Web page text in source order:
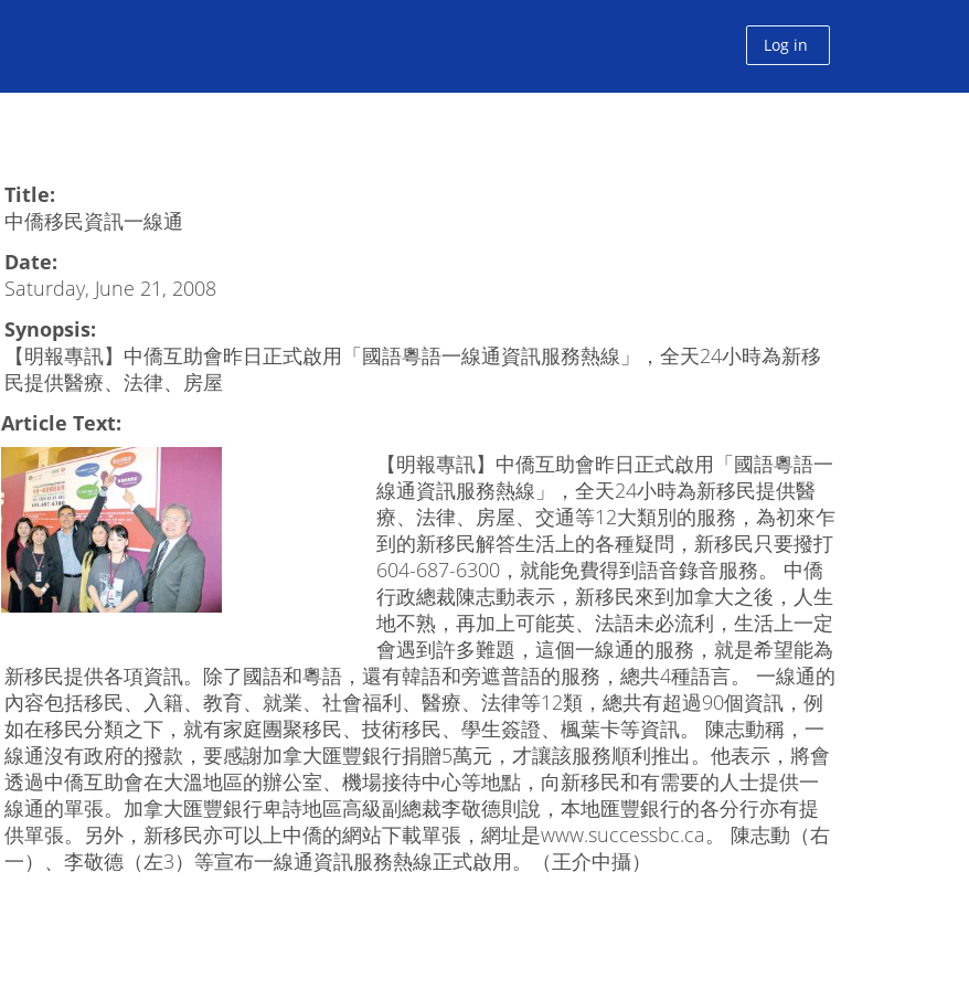
Log in
Title:
中僑移民資訊一線通
Date:
Saturday, June 21, 2008
Synopsis:
【明報專訊】中僑互助會昨日正式啟用「國語粵語一線通資訊服務熱線」，全天24小時為新移
民提供醫療、法律、房屋
Article Text:
【明報專訊】中僑互助會昨日正式啟用「國語粵語一
線通資訊服務熱線」，全天24小時為新移民提供醫
療、法律、房屋、交通等12大類別的服務，為初來乍
到的新移民解答生活上的各種疑問，新移民只要撥打
604-687-6300，就能免費得到語音錄音服務。 中僑
行政總裁陳志動表示，新移民來到加拿大之後，人生
地不熟，再加上可能英、法語未必流利，生活上一定
會遇到許多難題，這個一線通的服務，就是希望能為
新移民提供各項資訊。除了國語和粵語，還有韓語和旁遮普語的服務，總共4種語言。 一線通的
內容包括移民、入籍、教育、就業、社會福利、醫療、法律等12類，總共有超過90個資訊，例
如在移民分類之下，就有家庭團聚移民、技術移民、學生簽證、楓葉卡等資訊。 陳志動稱，一
線通沒有政府的撥款，要感謝加拿大匯豐銀行捐贈5萬元，才讓該服務順利推出。他表示，將會
透過中僑互助會在大溫地區的辦公室、機場接待中心等地點，向新移民和有需要的人士提供一
線通的單張。加拿大匯豐銀行卑詩地區高級副總裁李敬德則說，本地匯豐銀行的各分行亦有提
供單張。另外，新移民亦可以上中僑的網站下載單張，網址是www.successbc.ca。 陳志動（右
一）、李敬德（左3）等宣布一線通資訊服務熱線正式啟用。（王介中攝）